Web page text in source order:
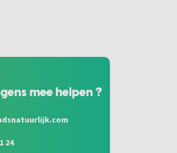
mee helpen ?
24